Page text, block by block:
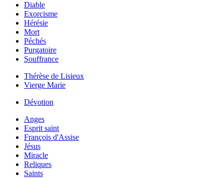
Diable
Exorcisme
Hérésie
Mort
Péchés
Purgatoire
Souffrance
Thérèse de Lisieux
Vierge Marie
Dévotion
Anges
Esprit saint
François d'Assise
Jésus
Miracle
Reliques
Saints